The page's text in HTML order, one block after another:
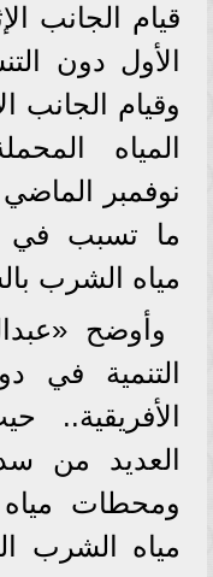
قيام الجانب
الأول دون
وقيام الجانب
المياه
نوفمبر
ما تسبب في
مياه الشرب
وأوضح
التنمية في
العديد من
ومحطات مياه
مياه الشرب